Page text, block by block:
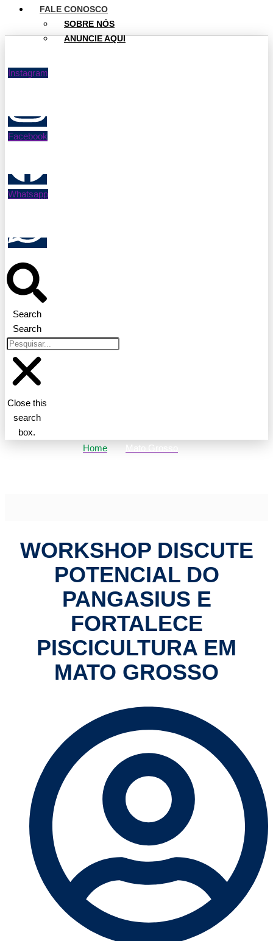
FALE CONOSCO
SOBRE NÓS
ANUNCIE AQUI
Instagram
Facebook
Whatsapp
Search
Search
Close this
search
box.
Home
Mato Grosso
WORKSHOP DISCUTE
POTENCIAL DO
PANGASIUS E
FORTALECE
PISCICULTURA EM
MATO GROSSO